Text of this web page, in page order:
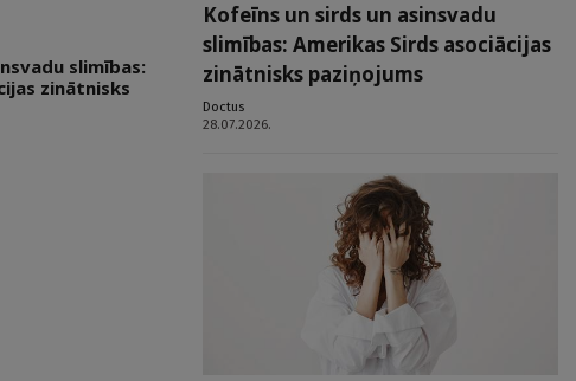
slimības:
zinātnisks
Kofeīns un sirds un asinsvadu
slimības: Amerikas Sirds asociācijas
zinātnisks paziņojums
Doctus
28.07.2026.